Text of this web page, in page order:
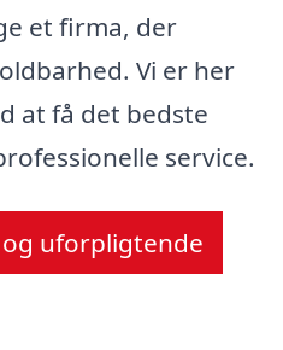
et firma, der
Vi er her
at få det bedste
service.
uforpligtende